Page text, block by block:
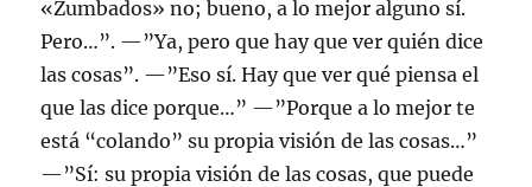
«Zumbados» no; bueno, a lo mejor alguno sí.
Pero…”. —”Ya, pero que hay que ver quién dice
las cosas”. —”Eso sí. Hay que ver qué piensa el
que las dice porque…” —”Porque a lo mejor te
está “colando” su propia visión de las cosas…”
—”Sí: su propia visión de las cosas, que puede